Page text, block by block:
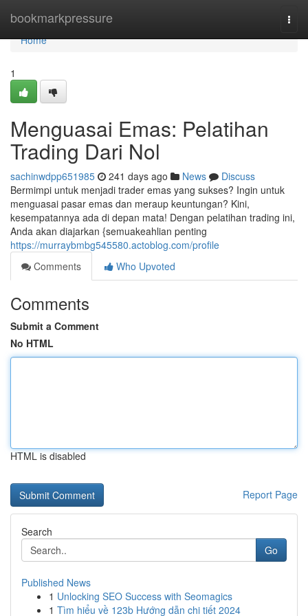
bookmarkpressure
Home
Home
1
Menguasai Emas: Pelatihan
Trading Dari Nol
sachinwdpp651985 241 days ago News
Discuss
Bermimpi untuk menjadi trader emas yang sukses? Ingin untuk
menguasai pasar emas dan meraup keuntungan? Kini,
kesempatannya ada di depan mata! Dengan pelatihan trading ini,
Anda akan diajarkan {semuakeahlian penting
https://murraybmbg545580.actoblog.com/profile
Comments
Who Upvoted
Comments
Submit a Comment
No HTML
HTML is disabled
Report Page
Search
Go
Published News
1 Unlocking SEO Success with Seomagics
1 Tìm hiểu về 123b Hướng dẫn chi tiết 2024